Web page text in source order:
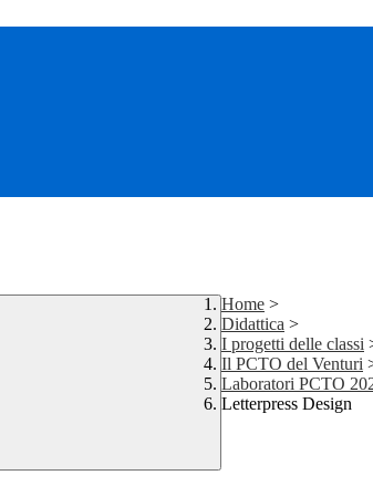
Home >
Didattica >
I progetti delle classi
Il PCTO del Venturi
Laboratori PCTO
Letterpress Design